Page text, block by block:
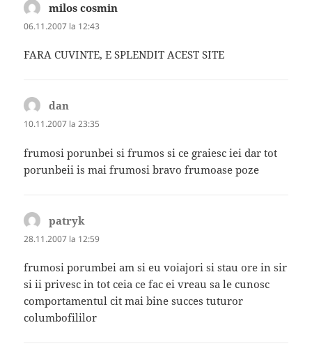
milos cosmin
06.11.2007 la 12:43
FARA CUVINTE, E SPLENDIT ACEST SITE
dan
10.11.2007 la 23:35
frumosi porunbei si frumos si ce graiesc iei dar tot
porunbeii is mai frumosi bravo frumoase poze
patryk
28.11.2007 la 12:59
frumosi porumbei am si eu voiajori si stau ore in sir
si ii privesc in tot ceia ce fac ei vreau sa le cunosc
comportamentul cit mai bine succes tuturor
columbofililor